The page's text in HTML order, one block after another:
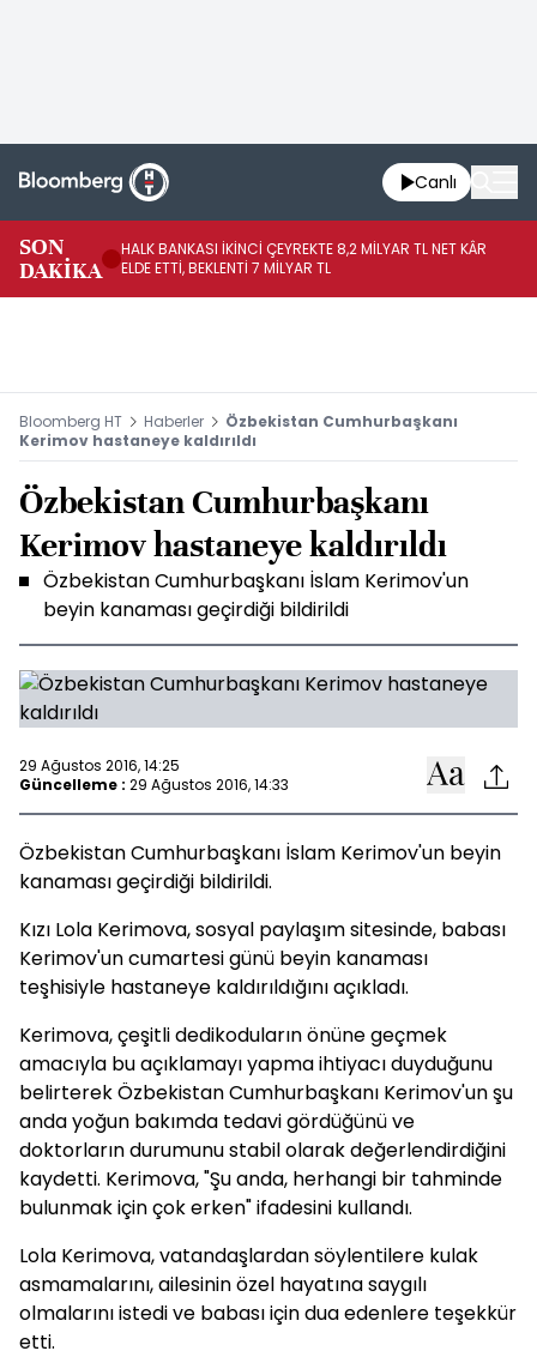
Canlı
SON
DAKİKA
HALK BANKASI İKİNCİ ÇEYREKTE 8,2 MİLYAR TL NET KÂR
ELDE ETTİ, BEKLENTİ 7 MİLYAR TL
Bloomberg HT Haberler
Özbekistan Cumhurbaşkanı
Kerimov hastaneye kaldırıldı
Özbekistan Cumhurbaşkanı
Kerimov hastaneye kaldırıldı
Özbekistan Cumhurbaşkanı İslam Kerimov'un
beyin kanaması geçirdiği bildirildi
29 Ağustos 2016, 14:25
Güncelleme : 29 Ağustos 2016, 14:33
Özbekistan Cumhurbaşkanı İslam Kerimov'un beyin
kanaması geçirdiği bildirildi.
Kızı Lola Kerimova, sosyal paylaşım sitesinde, babası
Kerimov'un cumartesi günü beyin kanaması
teşhisiyle hastaneye kaldırıldığını açıkladı.
Kerimova, çeşitli dedikoduların önüne geçmek
amacıyla bu açıklamayı yapma ihtiyacı duyduğunu
belirterek Özbekistan Cumhurbaşkanı Kerimov'un şu
anda yoğun bakımda tedavi gördüğünü ve
doktorların durumunu stabil olarak değerlendirdiğini
kaydetti. Kerimova, "Şu anda, herhangi bir tahminde
bulunmak için çok erken" ifadesini kullandı.
Lola Kerimova, vatandaşlardan söylentilere kulak
asmamalarını, ailesinin özel hayatına saygılı
olmalarını istedi ve babası için dua edenlere teşekkür
etti.